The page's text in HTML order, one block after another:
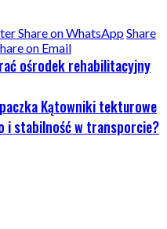
Share on WhatsAppShare
on Email
ośrodek rehabilitacyjny
Kątowniki tekturowe
i stabilność w transporcie?